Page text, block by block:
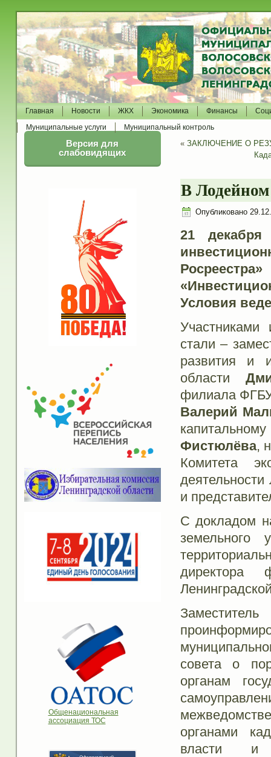
Главная Новости ЖКХ Экономика Финансы
Муниципальные услуги
Муниципальный контроль
Версия для
слабовидящих
Общенациональная
ассоциация ТОС
« ЗАКЛЮЧЕНИЕ О
В Лодейном
Опубликовано
21
Условия
Участниками
стали –
развития и
области
филиала
Валерий
Фистюлёва,
Комитета
и
С докладом
земельного
совета о
органам
органами
власти и